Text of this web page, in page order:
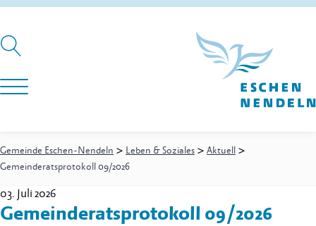
Gemeinde Eschen-Nendeln > Leben & Soziales > Aktuell >
Gemeinderatsprotokoll 09/2026
03. Juli 2026
Gemeinderatsprotokoll 09/2026